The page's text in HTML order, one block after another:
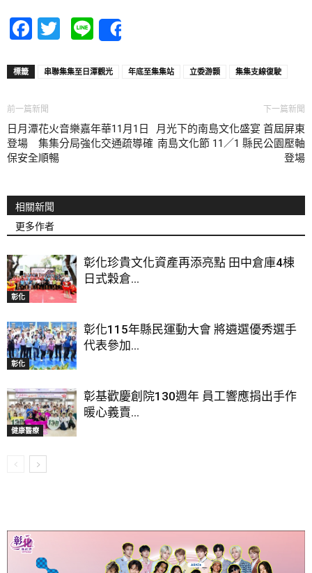
Facebook
Twitter
Line
標籤 串聯集集至日潭觀光 年底至集集站 立委游顥 集集支線復駛
前一篇新聞
日月潭花火音樂嘉年華11月1日
登場 集集分局強化交通疏導確
保安全順暢
下一篇新聞
月光下的南島文化盛宴 首屆屏東
南島文化節 11／1 縣民公園壓軸
登場
相關新聞
更多作者
彰化
彰化珍貴文化資產再添亮點 田中倉庫4棟
日式穀倉...
彰化
彰化115年縣民運動大會 將遴選優秀選手
代表參加...
健康醫療
彰基歡慶創院130週年 員工響應捐出手作
暖心義賣...